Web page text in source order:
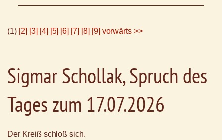
(1) [2] [3] [4] [5] [6] [7] [8] [9] vorwärts >>
Sigmar Schollak, Spruch des
Tages zum 17.07.2026
Der Kreiß schloß sich.